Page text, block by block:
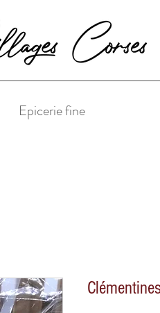
Epicerie fine